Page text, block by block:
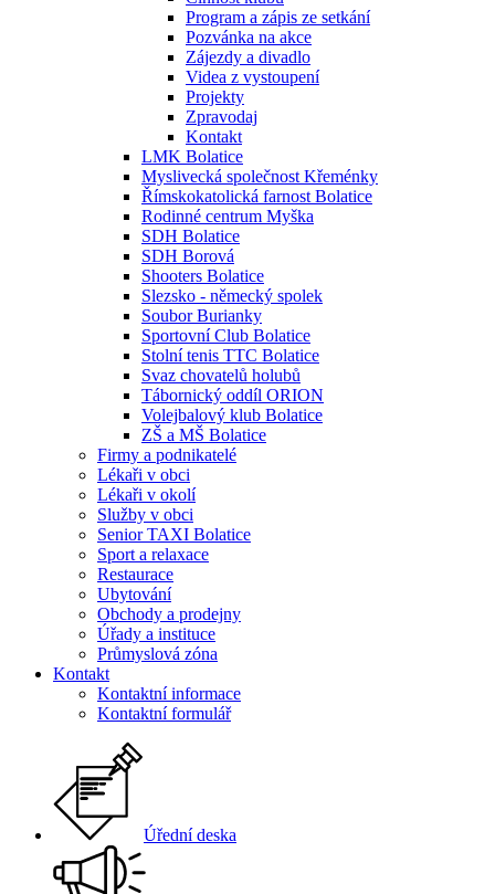
Program a zápis ze setkání
Pozvánka na akce
Zájezdy a divadlo
Videa z vystoupení
Projekty
Zpravodaj
Kontakt
LMK Bolatice
Myslivecká společnost Křeménky
Římskokatolická farnost Bolatice
Rodinné centrum Myška
SDH Bolatice
SDH Borová
Shooters Bolatice
Slezsko - německý spolek
Soubor Burianky
Sportovní Club Bolatice
Stolní tenis TTC Bolatice
Svaz chovatelů holubů
Tábornický oddíl ORION
Volejbalový klub Bolatice
ZŠ a MŠ Bolatice
Firmy a podnikatelé
Lékaři v obci
Lékaři v okolí
Služby v obci
Senior TAXI Bolatice
Sport a relaxace
Restaurace
Ubytování
Obchody a prodejny
Úřady a instituce
Průmyslová zóna
Kontakt
Kontaktní informace
Kontaktní formulář
Úřední deska